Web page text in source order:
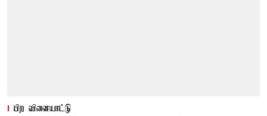
பிற விளையாட்டு